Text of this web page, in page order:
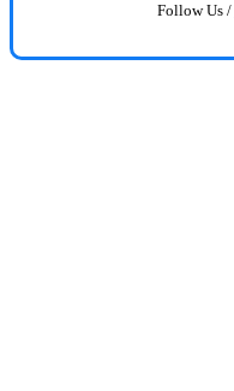
Follow Us /